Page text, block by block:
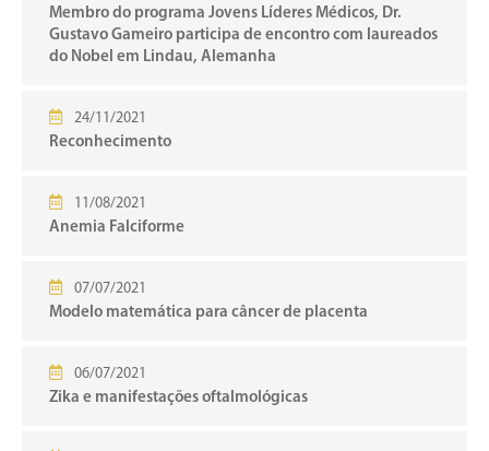
Membro do programa Jovens Líderes Médicos, Dr.
Gustavo Gameiro participa de encontro com laureados
do Nobel em Lindau, Alemanha
24/11/2021
Reconhecimento
11/08/2021
Anemia Falciforme
07/07/2021
Modelo matemática para câncer de placenta
06/07/2021
Zika e manifestações oftalmológicas